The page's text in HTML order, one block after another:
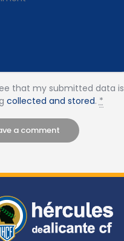
that my submitted data is
collected and stored. *